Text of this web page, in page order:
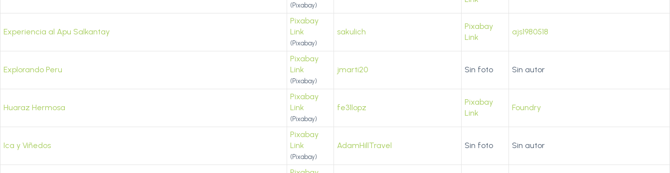
(Pixabay)
Experiencia al Apu Salkantay
Pixabay
Link
(Pixabay)
sakulich
Pixabay
Link
ajs1980518
Explorando Peru
Pixabay
Link
(Pixabay)
jmarti20 Sin foto Sin autor
Huaraz Hermosa
Pixabay
Link
(Pixabay)
fe31lopz
Pixabay
Link
Foundry
Ica y Viñedos
Pixabay
Link
(Pixabay)
AdamHillTravel Sin foto Sin autor